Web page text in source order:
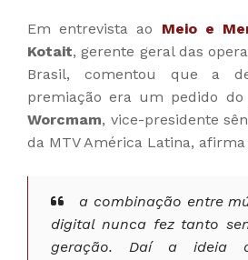
Em entrevista ao Meio e
Kotait, gerente geral das
Brasil, comentou que a
premiação era um pedido
Worcmam, vice-presidente
da MTV América Latina,
a combinação entre
digital nunca fez tanto
geração. Daí a ideia